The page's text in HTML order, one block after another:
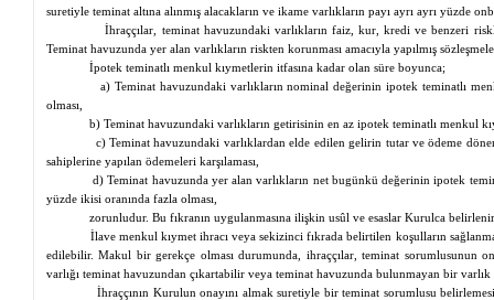
suretiyle teminat altına alınmış alacakların ve ikame varlıkların payı ayrı ayrı yüzde
İhraççılar, teminat havuzundaki varlıkların faiz, kur, kredi ve benzeri
Teminat havuzunda yer alan varlıkların riskten korunması amacıyla yapılmış
İpotek teminatlı menkul kıymetlerin itfasına kadar olan süre boyunca;
a) Teminat havuzundaki varlıkların nominal değerinin ipotek teminatlı
olması,
b) Teminat havuzundaki varlıkların getirisinin en az ipotek teminatlı menkul
c) Teminat havuzundaki varlıklardan elde edilen gelirin tutar ve ödeme
sahiplerine yapılan ödemeleri karşılaması,
d) Teminat havuzunda yer alan varlıkların net bugünkü değerinin ipotek
yüzde ikisi oranında fazla olması,
zorunludur. Bu fıkranın uygulanmasına ilişkin usûl ve esaslar Kurulca
İlave menkul kıymet ihracı veya sekizinci fıkrada belirtilen koşulların
edilebilir. Makul bir gerekçe olması durumunda, ihraççılar, teminat sorumlusunun
varlığı teminat havuzundan çıkartabilir veya teminat havuzunda bulunmayan bir
İhraççının Kurulun onayını almak suretiyle bir teminat sorumlusu